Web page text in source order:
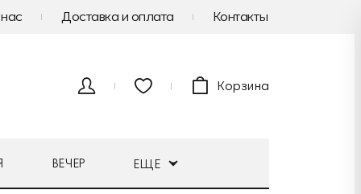
Доставка и оплата Контакты
Корзина
ВЕЧЕР ЕЩЕ